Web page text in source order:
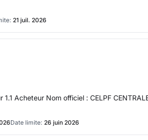
21 juil. 2026
Acheteur Nom officiel : CELPF
Date limite: 26 juin 2026